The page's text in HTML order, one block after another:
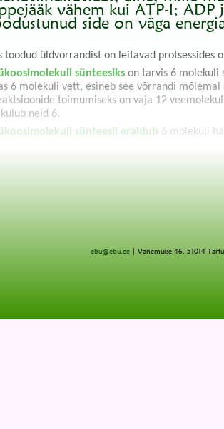
vähem kui ATP-l;
side on väga
toodud üldvõrrandist on leitavad protsessides
sünteesikson tarvis 6 molekuli
6 molekuli vett, esineb see võrrandi
toimumiseks on vaja 12
neid 6.
sünteesil eraldub 6 molekuli
ebu@ebu.ee| Vanemuise 46, 51014